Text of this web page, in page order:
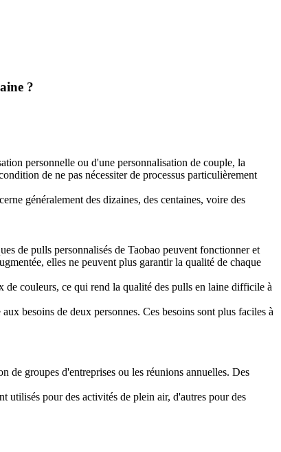
?
personnelle ou d'une personnalisation de couple, la
de ne pas nécessiter de processus particulièrement
généralement des dizaines, des centaines, voire des
de pulls personnalisés de Taobao peuvent fonctionner et
elles ne peuvent plus garantir la qualité de chaque
couleurs, ce qui rend la qualité des pulls en laine difficile à
besoins de deux personnes. Ces besoins sont plus faciles à
de groupes d'entreprises ou les réunions annuelles. Des
utilisés pour des activités de plein air, d'autres pour des